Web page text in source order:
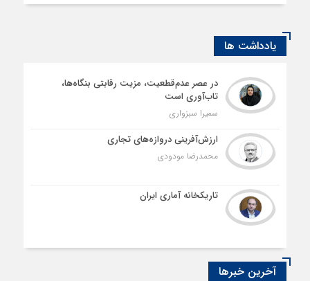
یادداشت ها
در عصر عدم‌قطعیت، مزیت رقابتی بنگاه‌ها،
تاب‌آوری است
سمیرا سبزواری
ارزش‌آفرینی دروازه‌های تجاری
محمدرضا مودودی
تاریکخانه آماری ایران
آخرین خبرها